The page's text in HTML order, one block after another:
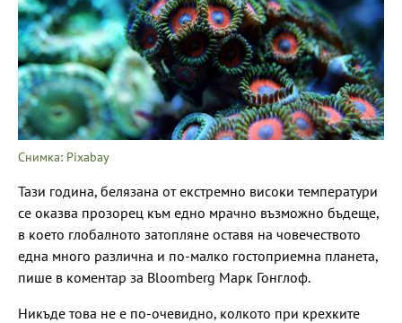
Снимка: Pixabay
Тази година, белязана от екстремно високи температури
се оказва прозорец към едно мрачно възможно бъдеще,
в което глобалното затопляне оставя на човечеството
една много различна и по-малко гостоприемна планета,
пише в коментар за Bloomberg Марк Гонглоф.
Никъде това не е по-очевидно, колкото при крехките